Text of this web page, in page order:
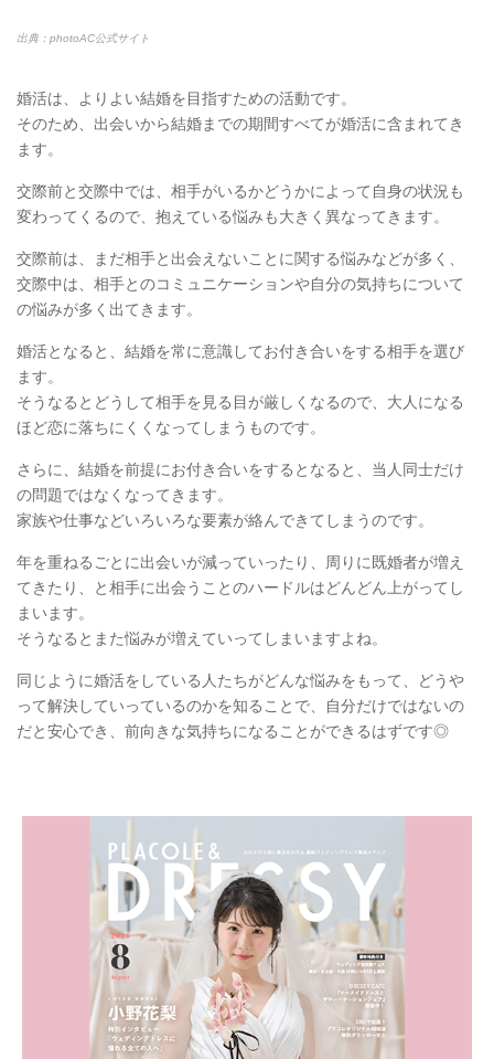
出典：photoAC公式サイト
婚活は、よりよい結婚を目指すための活動です。
そのため、出会いから結婚までの期間すべてが婚活に含まれてき
ます。
交際前と交際中では、相手がいるかどうかによって自身の状況も
変わってくるので、抱えている悩みも大きく異なってきます。
交際前は、まだ相手と出会えないことに関する悩みなどが多く、
交際中は、相手とのコミュニケーションや自分の気持ちについて
の悩みが多く出てきます。
婚活となると、結婚を常に意識してお付き合いをする相手を選び
ます。
そうなるとどうして相手を見る目が厳しくなるので、大人になる
ほど恋に落ちにくくなってしまうものです。
さらに、結婚を前提にお付き合いをするとなると、当人同士だけ
の問題ではなくなってきます。
家族や仕事などいろいろな要素が絡んできてしまうのです。
年を重ねるごとに出会いが減っていったり、周りに既婚者が増え
てきたり、と相手に出会うことのハードルはどんどん上がってし
まいます。
そうなるとまた悩みが増えていってしまいますよね。
同じように婚活をしている人たちがどんな悩みをもって、どうや
って解決していっているのかを知ることで、自分だけではないの
だと安心でき、前向きな気持ちになることができるはずです◎